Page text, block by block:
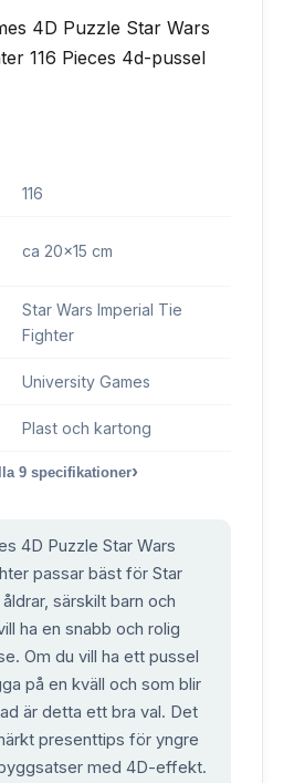
116
ca 20x15 cm
Star Wars Imperial Tie
Fighter
University Games
Plast och kartong
9specifikationer›
4D Puzzle Star Wars
passar bäst för Star
särskilt barn och
ha en snabb och rolig
Om du vill ha ett pussel
på en kväll och som blir
är detta ett bra val. Det
presenttips för yngre
med 4D-effekt.